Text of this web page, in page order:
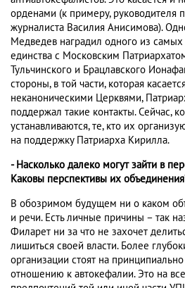
орденами (к примеру, руководителя
журналиста Василия Анисимова).
Медведев наградил одного из
единства с Московским
Тульчинского и Брацлавского
стороны, в той части, которая
неканоническими Церквями,
поддержал такие контакты. Сейчас,
устанавливаются, те, кто их
на поддержку Патриарха Кирилла.
- Насколько далеко могут зайти в
Каковы перспективы их
В обозримом будущем ни о каком
и речи. Есть личные причины – так
Филарет ни за что не захочет
лишиться своей власти. Более
организации стоят на
отношению к автокефалии. Это на